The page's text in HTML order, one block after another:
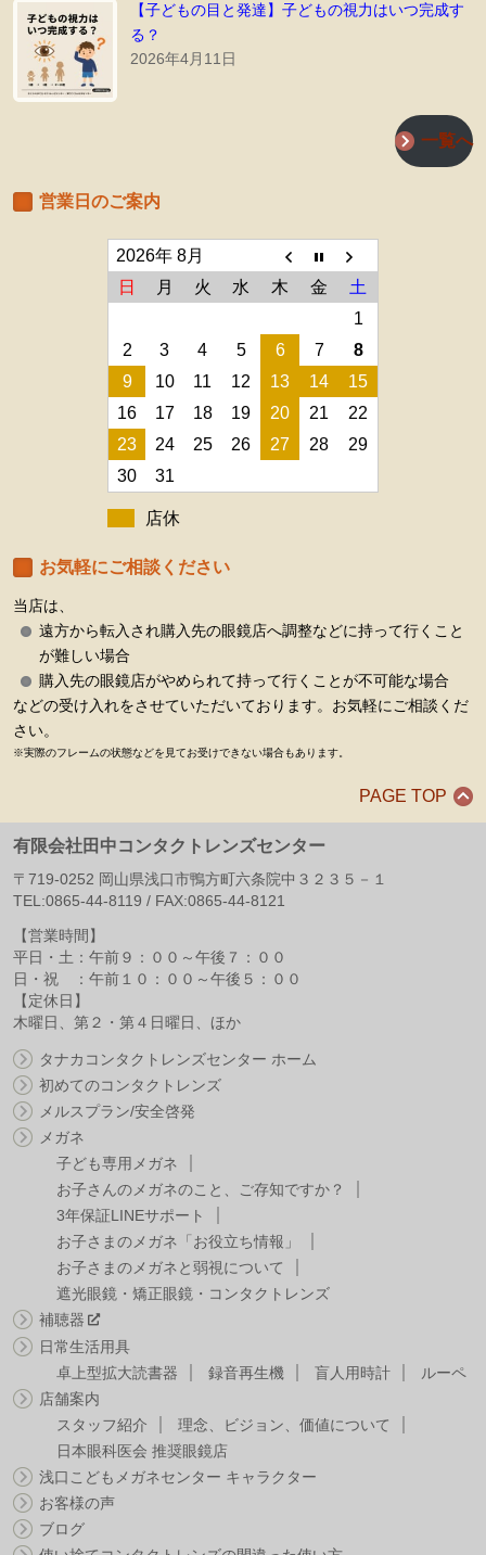
【子どもの目と発達】子どもの視力はいつ完成す
る？
2026年4月11日
一覧へ
営業日のご案内
2026年 8月
日
月 火 水 木 金
土
1
2
3 4 5 6 7
8
9
10 11 12 13 14
15
16
17 18 19 20 21
22
23
24 25 26 27 28
29
30
31
店休
お気軽にご相談ください
当店は、
遠方から転入され購入先の眼鏡店へ調整などに持って行くこと
が難しい場合
購入先の眼鏡店がやめられて持って行くことが不可能な場合
などの受け入れをさせていただいております。お気軽にご相談くだ
さい。
※実際のフレームの状態などを見てお受けできない場合もあります。
PAGE TOP
有限会社田中コンタクトレンズセンター
〒 719-0252 岡山県浅口市鴨方町六条院中３２３５－１
TEL:0865-44-8119 / FAX:0865-44-8121
【営業時間】
平日・土：午前９：００～午後７：００
日・祝 ：午前１０：００～午後５：００
【定休日】
木曜日、第２・第４日曜日、ほか
タナカコンタクトレンズセンター ホーム
初めてのコンタクトレンズ
メルスプラン/安全啓発
メガネ
子ども専用メガネ
お子さんのメガネのこと、ご存知ですか？
3年保証LINEサポート
お子さまのメガネ「お役立ち情報」
お子さまのメガネと弱視について
遮光眼鏡・矯正眼鏡・コンタクトレンズ
補聴器
日常生活用具
卓上型拡大読書器
録音再生機 盲人用時計
ルーペ
店舗案内
スタッフ紹介
理念、ビジョン、価値について
日本眼科医会 推奨眼鏡店
浅口こどもメガネセンター キャラクター
お客様の声
ブログ